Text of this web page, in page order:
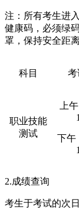
注：所有考生进
健康码，必须绿
罩，保持安全距
科目 考
职业技能
测试
上
下午
2.成绩查询
考生于考试的次